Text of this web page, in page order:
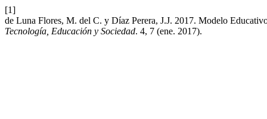
[1]
de Luna Flores, M. del C. y Díaz Perera, J.J. 2017. Modelo
Tecnología, Educación y Sociedad. 4, 7 (ene. 2017).